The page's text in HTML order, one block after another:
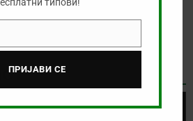
лига
ПРИЈАВИ СЕ